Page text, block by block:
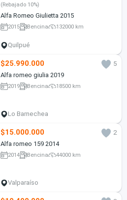
(Rebajado 10%)
Alfa Romeo Giulietta 2015
2015 Bencina 132000 km
Quilpué
$25.990.000
5
Alfa romeo giulia 2019
2019 Bencina 18500 km
Lo Barnechea
$15.000.000
2
Alfa romeo 159 2014
2014 Bencina 44000 km
Valparaíso